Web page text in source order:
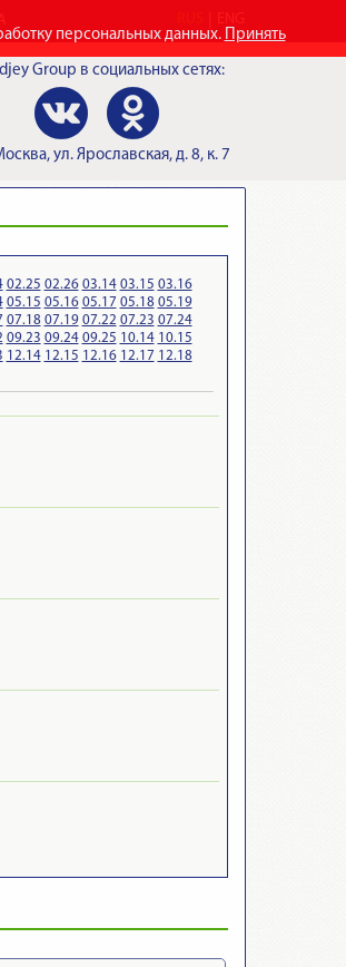
персональных данных. Принять
Group в социальных сетях:
, ул. Ярославская, д. 8, к. 7
02.25 02.26 03.14 03.15 03.16
05.15 05.16 05.17 05.18 05.19
07.18 07.19 07.22 07.23 07.24
09.23 09.24 09.25 10.14 10.15
12.14 12.15 12.16 12.17 12.18